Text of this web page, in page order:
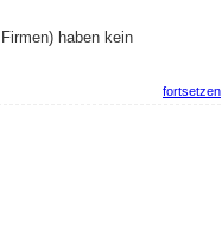
haben kein
fortsetzen